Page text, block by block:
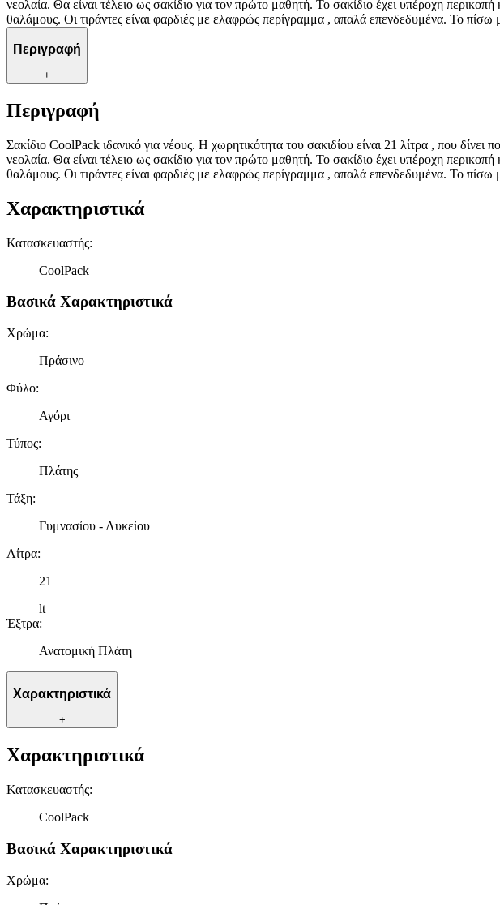
νεολαία. Θα είναι τέλειο ως σακίδιο για τον πρώτο μαθητή. Το σακίδιο έχει υπέροχη
θαλάμους. Οι τιράντες είναι φαρδιές με ελαφρώς περίγραμμα , απαλά επενδεδυμένα. Το
Περιγραφή
+
Περιγραφή
Σακίδιο CoolPack ιδανικό για νέους. Η χωρητικότητα του σακιδίου είναι 21 λίτρα , που
νεολαία. Θα είναι τέλειο ως σακίδιο για τον πρώτο μαθητή. Το σακίδιο έχει υπέροχη
θαλάμους. Οι τιράντες είναι φαρδιές με ελαφρώς περίγραμμα , απαλά επενδεδυμένα. Το
Χαρακτηριστικά
Κατασκευαστής:
CoolPack
Βασικά Χαρακτηριστικά
Χρώμα:
Πράσινο
Φύλο:
Αγόρι
Τύπος:
Πλάτης
Τάξη:
Γυμνασίου - Λυκείου
Λίτρα:
21
lt
Έξτρα:
Ανατομική Πλάτη
Χαρακτηριστικά
+
Χαρακτηριστικά
Κατασκευαστής:
CoolPack
Βασικά Χαρακτηριστικά
Χρώμα: